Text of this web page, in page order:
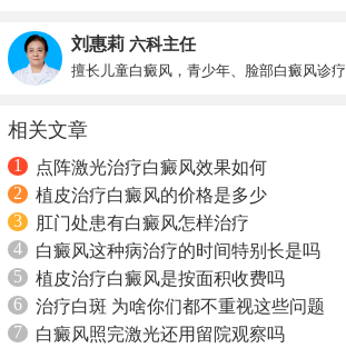
刘惠莉 六科主任
擅长儿童白癜风，青少年、脸部白癜风诊疗
相关文章
1
点阵激光治疗白癜风效果如何
2
植皮治疗白癜风的价格是多少
3
肛门处患有白癜风怎样治疗
4
白癜风这种病治疗的时间特别长是吗
5
植皮治疗白癜风是按面积收费吗
6
治疗白斑 为啥你们都不重视这些问题
7
白癜风照完激光还用留院观察吗